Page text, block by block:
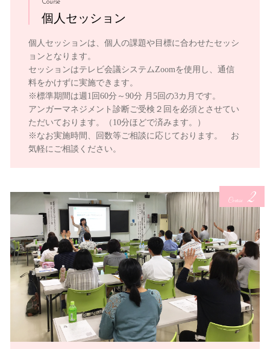
Course
個人セッション
個人セッションは、個人の課題や目標に合わせたセッシ
ョンとなります。
セッションはテレビ会議システムZoomを使用し、通信
料をかけずに実施できます。
※標準期間は週1回60分～90分 月5回の3カ月です。
アンガーマネジメント診断ご受検２回を必須とさせてい
ただいております。（10分ほどで済みます。）
※なお実施時間、回数等ご相談に応じております。 お
気軽にご相談ください。
Course 2